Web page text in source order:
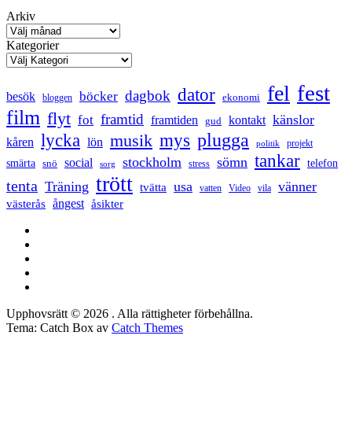
Arkiv
Kategorier
besök bloggen böcker dagbok dator ekonomi fel fest
film flyt fot framtid framtiden gud kontakt känslor
kåren lycka lön musik mys plugga politik projekt
smärta snö social sorg stockholm stress sömn tankar telefon
tenta Träning trött tvätta usa vatten Video vila vänner
västerås ångest åsikter
Upphovsrätt © 2026 . Alla rättigheter förbehållna.
Tema: Catch Box av Catch Themes